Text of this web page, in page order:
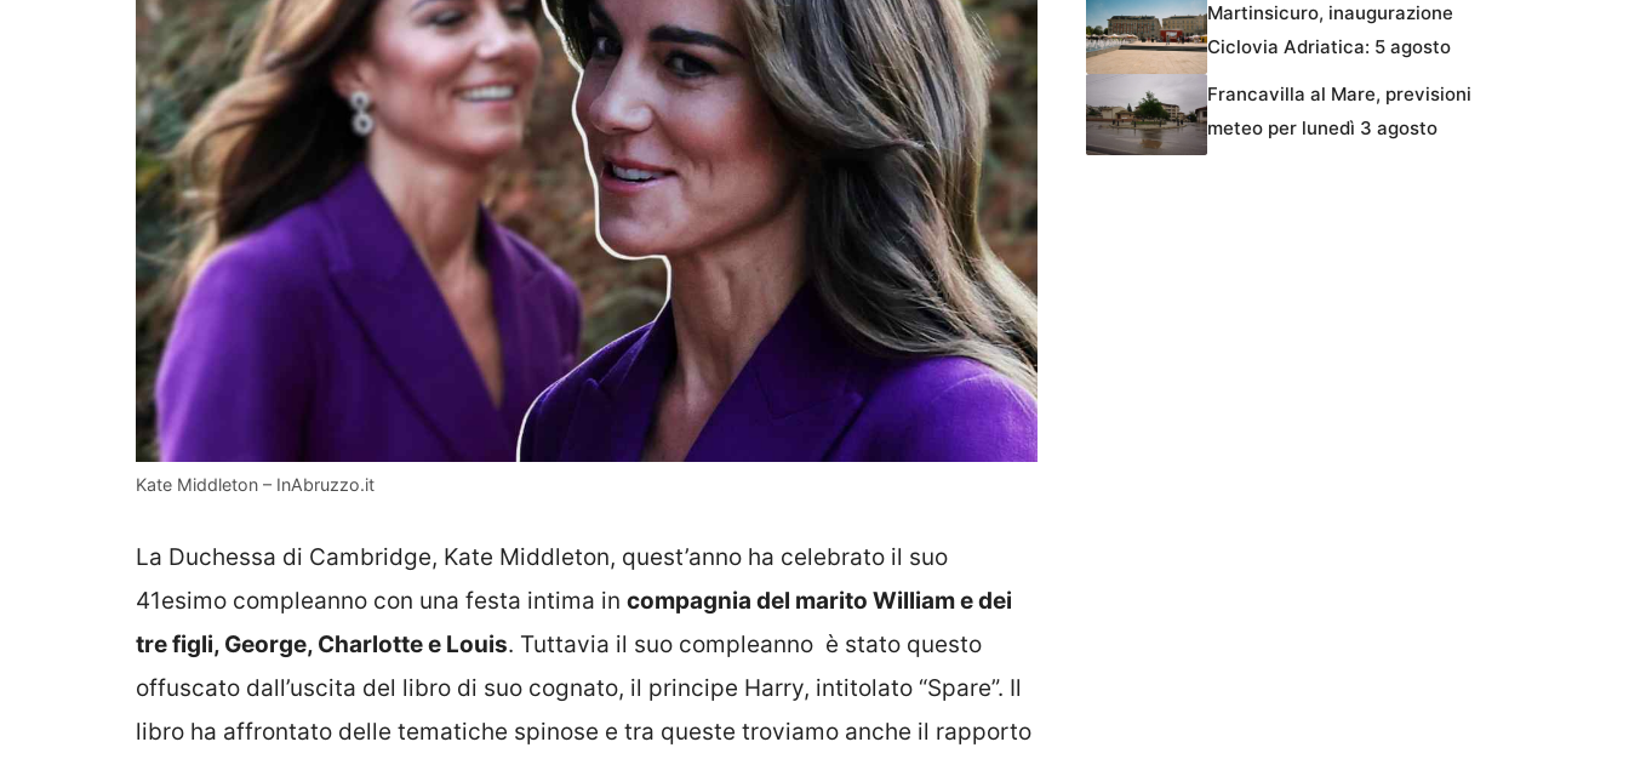
Kate Middleton – InAbruzzo.it
La Duchessa di Cambridge, Kate Middleton, quest’anno ha celebrato il suo
41esimo compleanno con una festa intima in compagnia del marito William e dei
tre figli, George, Charlotte e Louis. Tuttavia il suo compleanno è stato questo
offuscato dall’uscita del libro di suo cognato, il principe Harry, intitolato “Spare”. Il
libro ha affrontato delle tematiche spinose e tra queste troviamo anche il rapporto
Martinsicuro, inaugurazione
Ciclovia Adriatica: 5 agosto
Francavilla al Mare, previsioni
meteo per lunedì 3 agosto